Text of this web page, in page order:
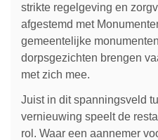
strikte regelgeving en
afgestemd met
gemeentelijke
dorpsgezichten brengen
met zich mee.
Juist in dit spanningsveld
vernieuwing speelt de
rol. Waar een aannemer